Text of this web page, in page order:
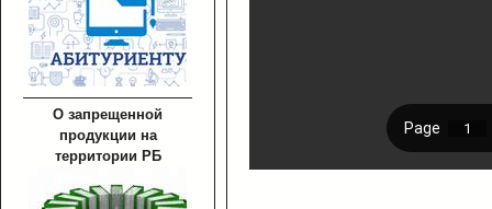
О запрещенной
продукции на
территории РБ